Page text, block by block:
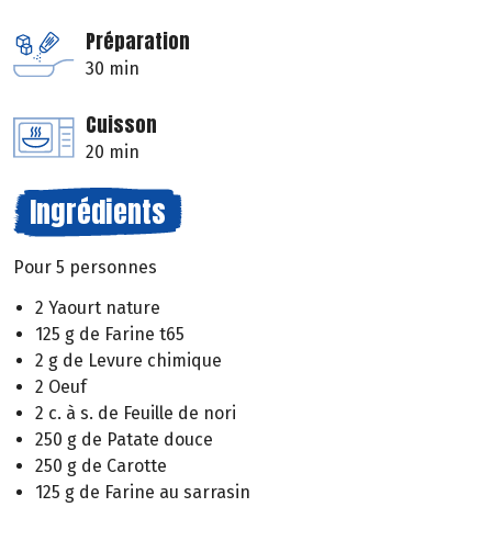
Préparation
30 min
Cuisson
20 min
Ingrédients
Pour 5 personnes
2 Yaourt nature
125 g de Farine t65
2 g de Levure chimique
2 Oeuf
2 c. à s. de Feuille de nori
250 g de Patate douce
250 g de Carotte
125 g de Farine au sarrasin